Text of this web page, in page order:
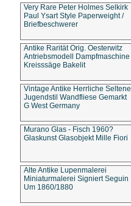
Very Rare Peter Holmes Selkirk
Paul Ysart Style Paperweight /
Briefbeschwerer
Antike Rarität Orig. Oesterwitz
Antriebsmodell Dampfmaschine
Kreisssäge Bakelit
Vintage Antike Herrliche Seltene
Jugendstil Wandfliese Gemarkt
G West Germany
Murano Glas - Fisch 1960?
Glaskunst Glasobjekt Mille Fiori
Alte Antike Lupenmalerei
Miniaturmalerei Signiert Seguin
Um 1860/1880